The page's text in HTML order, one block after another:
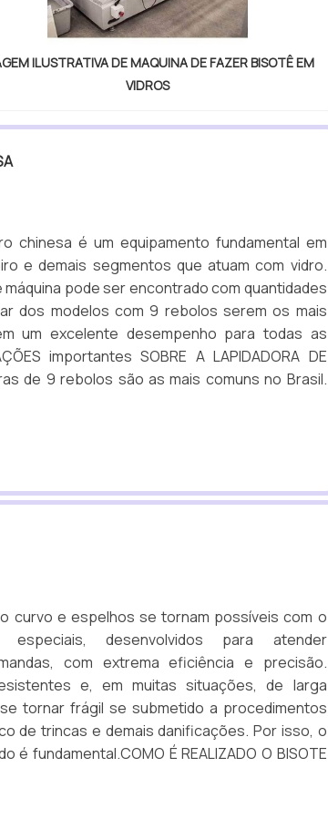
ILUSTRATIVA DE MAQUINA DE FAZER BISOTÊ EM
VIDROS
chinesa é um equipamento fundamental em
e demais segmentos que atuam com vidro.
pode ser encontrado com quantidades
dos modelos com 9 rebolos serem os mais
um excelente desempenho para todas as
importantes SOBRE A LAPIDADORA DE
de 9 rebolos são as mais comuns no Brasil.
curvo e espelhos se tornam possíveis com o
especiais, desenvolvidos para atender
com extrema eficiência e precisão.
e, em muitas situações, de larga
tornar frágil se submetido a procedimentos
de trincas e demais danificações. Por isso, o
é fundamental.COMO É REALIZADO O BISOTE